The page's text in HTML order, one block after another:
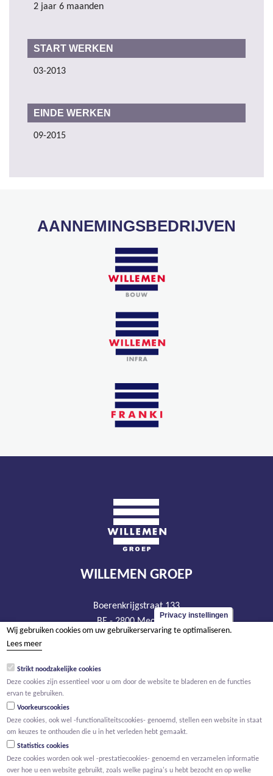
2 jaar 6 maanden
START WERKEN
03-2013
EINDE WERKEN
09-2015
AANNEMINGSBEDRIJVEN
WILLEMEN GROEP
Boerenkrijgstraat 133
BE - 2800 Mechelen
tel +32 15 569 965
BTW BE 0466.256.432
Privacy instellingen
Wij gebruiken cookies om uw gebruikerservaring te optimaliseren.
Lees meer
Strikt noodzakelijke cookies
Deze cookies zijn essentieel voor u om door de website te bladeren en de functies
ervan te gebruiken.
Voorkeurscookies
Deze cookies, ook wel -functionaliteitscookies- genoemd, stellen een website in staat
om keuzes te onthouden die u in het verleden hebt gemaakt.
Statistics cookies
Deze cookies worden ook wel -prestatiecookies- genoemd en verzamelen informatie
over hoe u een website gebruikt, zoals welke pagina's u hebt bezocht en op welke